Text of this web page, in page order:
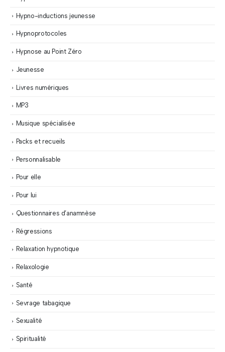
Hypno-inductions jeunesse
Hypnoprotocoles
Hypnose au Point Zéro
Jeunesse
Livres numériques
MP3
Musique spécialisée
Packs et recueils
Personnalisable
Pour elle
Pour lui
Questionnaires d’anamnèse
Régressions
Relaxation hypnotique
Relaxologie
Santé
Sevrage tabagique
Sexualité
Spiritualité